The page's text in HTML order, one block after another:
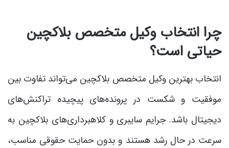
چرا انتخاب وکیل متخصص بلاکچین
حیاتی است؟
انتخاب بهترین وکیل متخصص بلاکچین می‌تواند تفاوت بین
موفقیت و شکست در پرونده‌های پیچیده تراکنش‌های
دیجیتال باشد. جرایم سایبری و کلاهبرداری‌های بلاکچین به
سرعت در حال رشد هستند و بدون حمایت حقوقی مناسب،